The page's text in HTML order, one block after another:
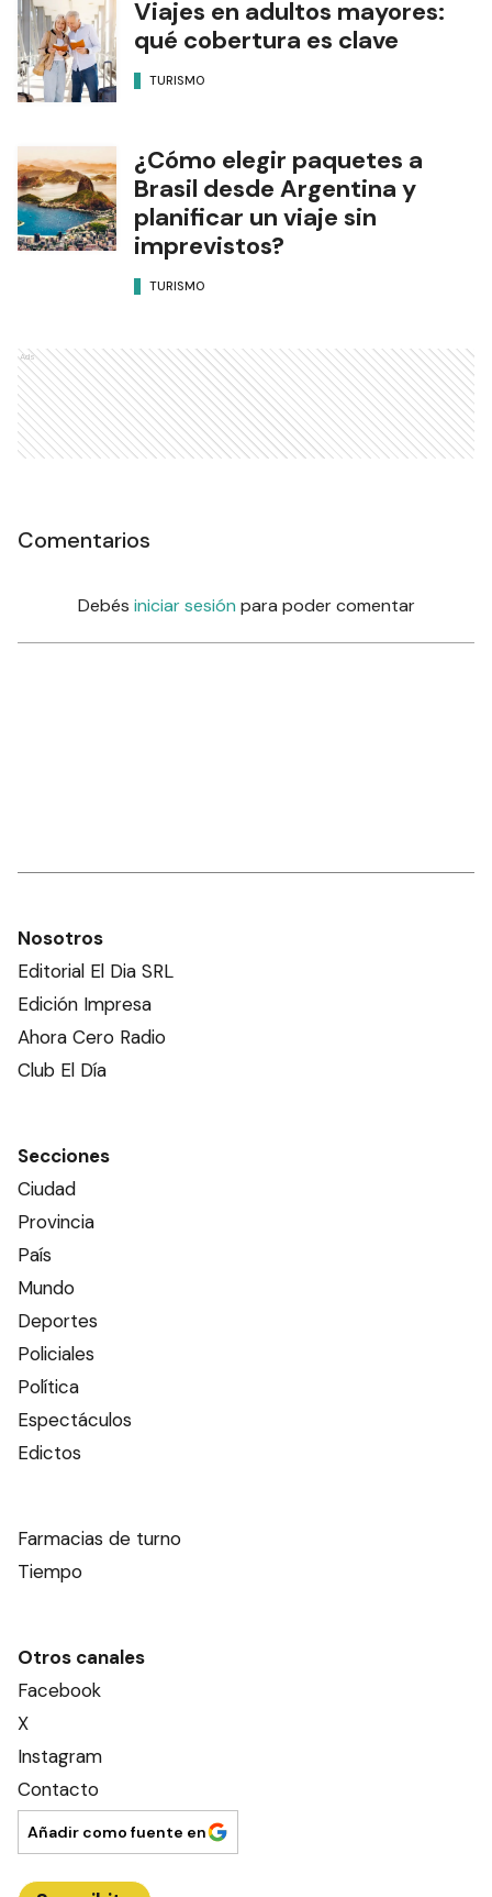
Viajes en adultos mayores:
qué cobertura es clave
TURISMO
¿Cómo elegir paquetes a
Brasil desde Argentina y
planificar un viaje sin
imprevistos?
TURISMO
Ads
Comentarios
Debés iniciar sesión para poder comentar
Nosotros
Editorial El Dia SRL
Edición Impresa
Ahora Cero Radio
Club El Día
Secciones
Ciudad
Provincia
País
Mundo
Deportes
Policiales
Política
Espectáculos
Edictos
Farmacias de turno
Tiempo
Otros canales
Facebook
X
Instagram
Contacto
Añadir como fuente en